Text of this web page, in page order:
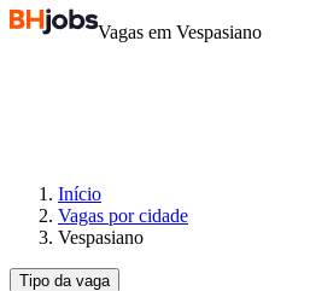
Vagas em Vespasiano
Início
Vagas por cidade
Vespasiano
Tipo da vaga